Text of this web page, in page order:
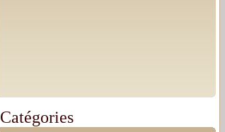
Catégories